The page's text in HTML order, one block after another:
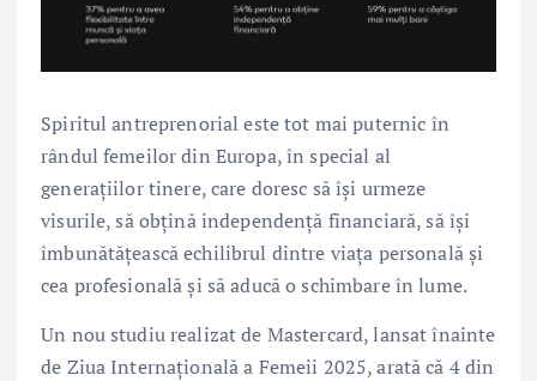
Spiritul antreprenorial este tot mai puternic în
rândul femeilor din Europa, în special al
generațiilor tinere, care doresc să își urmeze
visurile, să obțină independență financiară, să își
îmbunătățească echilibrul dintre viața personală și
cea profesională și să aducă o schimbare în lume.
Un nou studiu realizat de Mastercard, lansat înainte
de Ziua Internațională a Femeii 2025, arată că 4 din